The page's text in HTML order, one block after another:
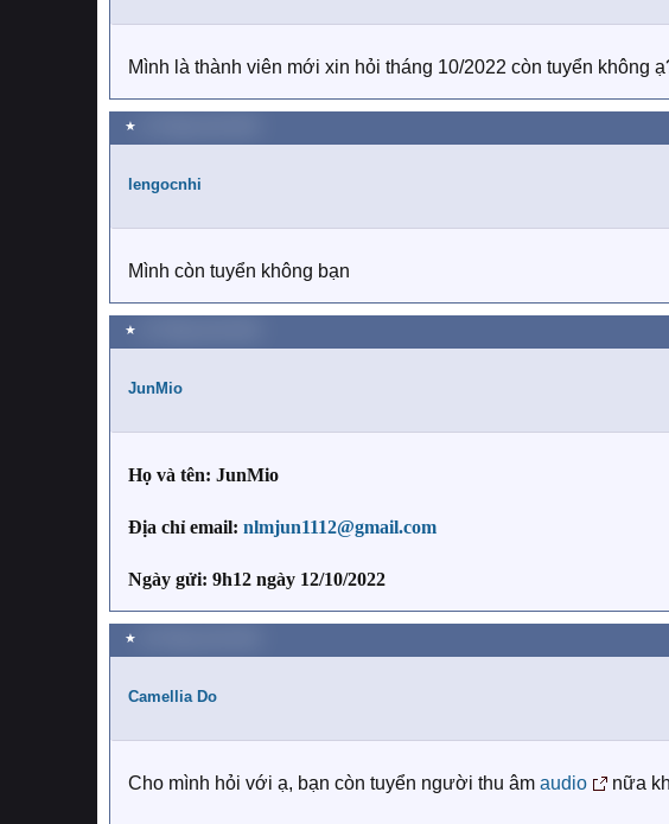
Mình là thành viên mới xin hỏi tháng 10/2022 còn tuyển không
★
lengocnhi
Mình còn tuyển không bạn
★
JunMio
Họ và tên: JunMio
Địa chỉ email: nlmjun1112@gmail.com
Ngày gửi: 9h12 ngày 12/10/2022
★
Camellia Do
Cho mình hỏi với ạ, bạn còn tuyển người thu âm audio nữa